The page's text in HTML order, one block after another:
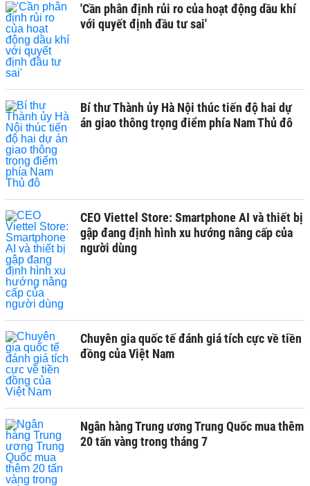
'Cần phân định rủi ro của hoạt động dầu khí
với quyết định đầu tư sai'
Bí thư Thành ủy Hà Nội thúc tiến độ hai dự
án giao thông trọng điểm phía Nam Thủ đô
CEO Viettel Store: Smartphone AI và thiết bị
gập đang định hình xu hướng nâng cấp của
người dùng
Chuyên gia quốc tế đánh giá tích cực về tiền
đồng của Việt Nam
Ngân hàng Trung ương Trung Quốc mua thêm
20 tấn vàng trong tháng 7